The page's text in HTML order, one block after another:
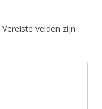
Vereiste velden zijn